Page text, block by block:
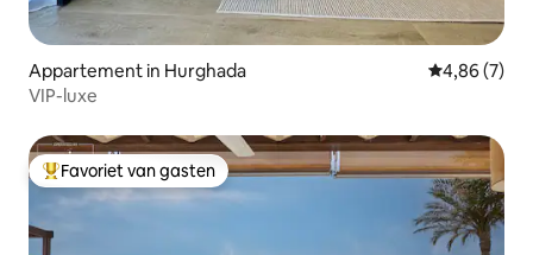
Appartement in Hurghada Gemiddelde
4,86 (7)
VIP-luxe
Topfavoriet van gasten
Favoriet van gasten